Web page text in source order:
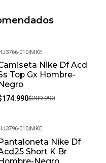
-17%
010|NIKE
Nike Df Acd
Top Gx Hombre-
$209.990
010 NIKE
Nike Df
Short K Br